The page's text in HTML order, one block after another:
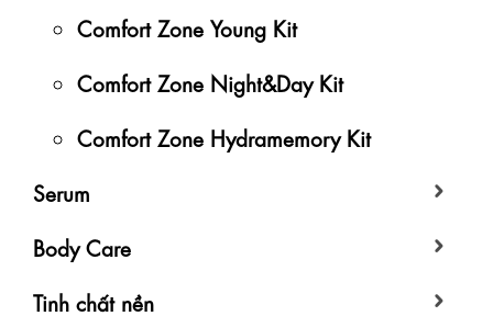
Comfort Zone Young Kit
Comfort Zone Night&Day Kit
Comfort Zone Hydramemory Kit
Serum
Body Care
Tinh chất nền